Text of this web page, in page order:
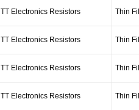
TT Electronics Resistors Thin
TT Electronics Resistors Thin
TT Electronics Resistors Thin
TT Electronics Resistors Thin